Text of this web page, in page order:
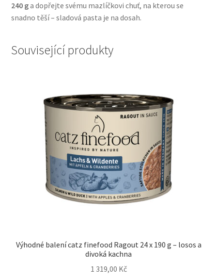
240 ga dopřejte svému mazlíčkovi chuť, na kterou se
snadno těší – sladová pasta je na dosah.
Související produkty
Výhodné balení catz finefood Ragout 24 x 190 g – losos a
divoká kachna
1 319,00 Kč